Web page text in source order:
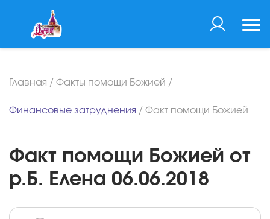
Главная / Факты помощи Божией /
Финансовые затруднения / Факт помощи Божией
Факт помощи Божией от
р.Б. Елена 06.06.2018